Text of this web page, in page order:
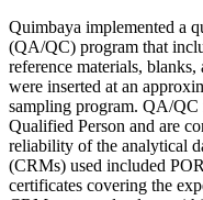
Quimbaya implemented a
(QA/QC) program that
reference materials,
were inserted at an
sampling program. QA/QC
Qualified Person and are
reliability of the analytical
(CRMs) used included
certificates covering the